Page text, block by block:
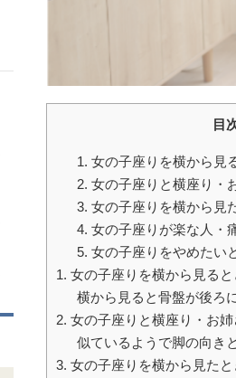
目
1. 女の子座りを横から見
2. 女の子座りと横座り・
3. 女の子座りを横から見
4. 女の子座りが楽な人・
5. 女の子座りをやめたい
1. 女の子座りを横から見る
横から見ると骨盤が後ろ
2. 女の子座りと横座り・お
似ているようで脚の向き
3. 女の子座りを横から見た